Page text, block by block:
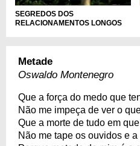
SEGREDOS DOS
RELACIONAMENTOS LONGOS
Metade
Oswaldo Montenegro
Que a força do medo que
Não me impeça de ver o
Que a morte de tudo em
Não me tape os ouvidos e a